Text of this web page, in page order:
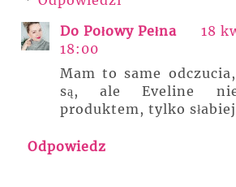
Do Połowy Pełna
18
18:00
Mam to same
są, ale Eveline
produktem, tylko słabiej
Odpowiedz